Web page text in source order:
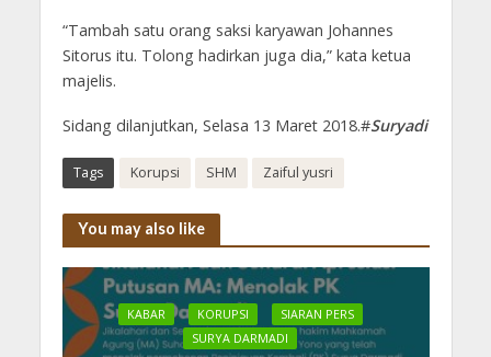
“Tambah satu orang saksi karyawan Johannes
Sitorus itu. Tolong hadirkan juga dia,” kata ketua
majelis.
Sidang dilanjutkan, Selasa 13 Maret 2018.#Suryadi
Tags Korupsi SHM Zaiful yusri
You may also like
KABAR KORUPSI
SIARAN PERS
SURYA DARMADI